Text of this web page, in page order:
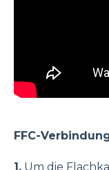
FFC-
1.Um die